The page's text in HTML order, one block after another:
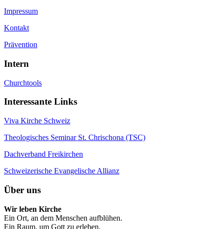
Impressum
Kontakt
Prävention
Intern
Churchtools
Interessante Links
Viva Kirche Schweiz
Theologisches Seminar St. Chrischona (TSC)
Dachverband Freikirchen
Schweizerische Evangelische Allianz
Über uns
Wir leben Kirche
Ein Ort, an dem Menschen aufblühen.
Ein Raum, um Gott zu erleben.